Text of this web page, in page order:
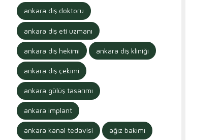
ankara diş doktoru
ankara diş eti uzmanı
ankara diş hekimi ankara diş kliniği
ankara diş çekimi
ankara gülüş tasarımı
ankara implant
ankara kanal tedavisi ağız bakımı